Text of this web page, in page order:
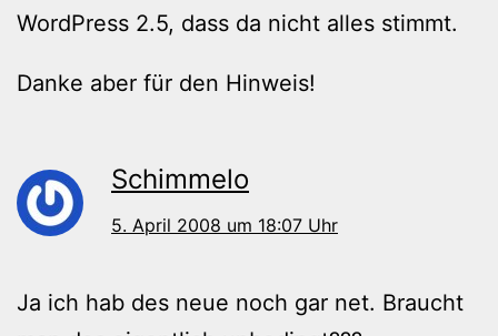
WordPress 2.5, dass da nicht alles stimmt.
Danke aber für den Hinweis!
Schimmelo
5. April 2008 um 18:07 Uhr
Ja ich hab des neue noch gar net. Braucht